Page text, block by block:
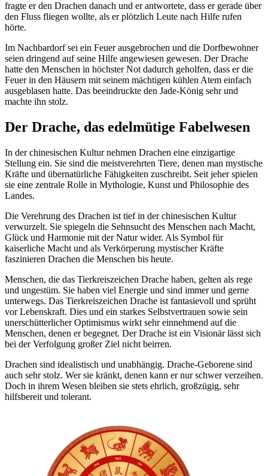
fragte er den Drachen danach und er antwortete, dass er gerade über
den Fluss fliegen wollte, als er plötzlich Leute nach Hilfe rufen
hörte.
Im Nachbardorf sei ein Feuer ausgebrochen und die Dorfbewohner
seien dringend auf seine Hilfe angewiesen gewesen. Der Drache
hatte den Menschen in höchster Not dadurch geholfen, dass er die
Feuer in den Häusern mit seinem mächtigen kühlen Atem einfach
ausgeblasen hatte. Das beeindruckte den Jade-König sehr und
machte ihn stolz.
Der Drache, das edelmütige Fabelwesen
In der chinesischen Kultur nehmen Drachen eine einzigartige
Stellung ein. Sie sind die meistverehrten Tiere, denen man mystische
Kräfte und übernatürliche Fähigkeiten zuschreibt. Seit jeher spielen
sie eine zentrale Rolle in Mythologie, Kunst und Philosophie des
Landes.
Die Verehrung des Drachen ist tief in der chinesischen Kultur
verwurzelt. Sie spiegeln die Sehnsucht des Menschen nach Macht,
Glück und Harmonie mit der Natur wider. Als Symbol für
kaiserliche Macht und als Verkörperung mystischer Kräfte
faszinieren Drachen die Menschen bis heute.
Menschen, die das Tierkreiszeichen Drache haben, gelten als rege
und ungestüm. Sie haben viel Energie und sind immer und gerne
unterwegs. Das Tierkreiszeichen Drache ist fantasievoll und sprüht
vor Lebenskraft. Dies und ein starkes Selbstvertrauen sowie sein
unerschütterlicher Optimismus wirkt sehr einnehmend auf die
Menschen, denen er begegnet. Der Drache ist ein Visionär lässt sich
bei der Verfolgung großer Ziel nicht beirren.
Drachen sind idealistisch und unabhängig. Drache-Geborene sind
auch sehr stolz. Wer sie kränkt, denen kann er nur schwer verzeihen.
Doch in ihrem Wesen bleiben sie stets ehrlich, großzügig, sehr
hilfsbereit und tolerant.